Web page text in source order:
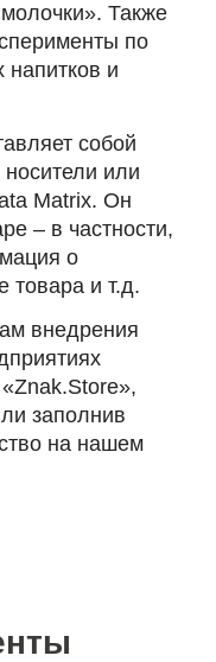
Также
по
и
собой
или
Matrix. Он
– в частности,
о
товара и т.д.
внедрения
заполнив
на нашем